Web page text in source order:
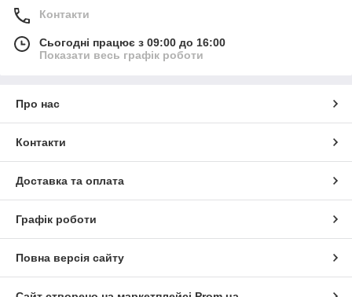
Контакти
Сьогодні працює з 09:00 до 16:00
Показати весь графік роботи
Про нас
Контакти
Доставка та оплата
Графік роботи
Повна версія сайту